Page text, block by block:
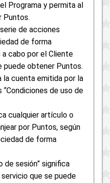
Programa y permita al
Puntos.
de acciones
de forma
cabo por el Cliente
puede obtener Puntos.
la cuenta emitida por la
de uso de
cualquier artículo o
por Puntos, según
de forma
de sesión” significa
que se puede